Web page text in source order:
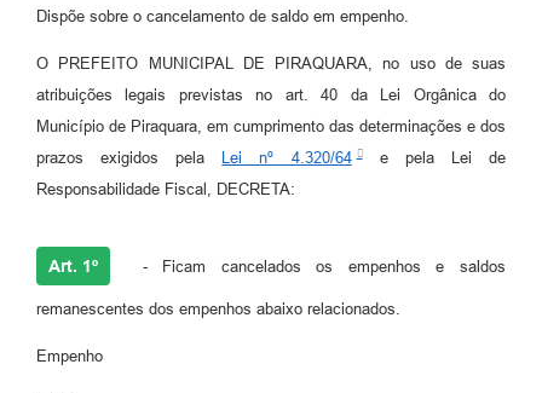
Dispõe sobre o cancelamento de saldo em empenho.
O PREFEITO MUNICIPAL DE PIRAQUARA, no uso de suas
atribuições legais previstas no art. 40 da Lei Orgânica do
Município de Piraquara, em cumprimento das determinações e dos
prazos exigidos pela
Lei nº 4.320/64 e pela Lei de
Responsabilidade Fiscal, DECRETA:
Art. 1º - Ficam cancelados os empenhos e saldos
remanescentes dos empenhos abaixo relacionados.
Empenho